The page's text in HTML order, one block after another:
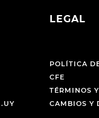
LEGAL
POLÍTICA
CFE
TÉRMINOS
CAMBIOS Y